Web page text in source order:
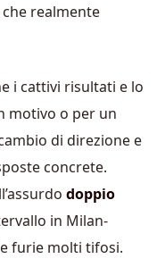
realmente
i cattivi risultati e lo
motivo o per un
di direzione e
concrete.
doppio
in Milan-
furie molti tifosi.